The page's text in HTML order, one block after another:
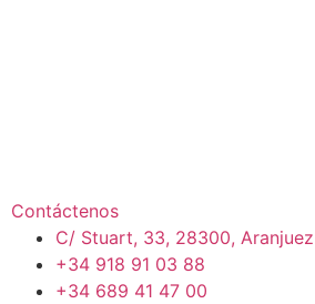
Contáctenos
C/ Stuart, 33, 28300, Aranjuez
+34 918 91 03 88
+34 689 41 47 00